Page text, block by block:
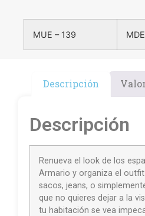
MUE – 139
Descripción
Descripción
Renueva el look de los
Armario y organiza el
sacos, jeans, o
que no quieres dejar a la
tu habitación se vea